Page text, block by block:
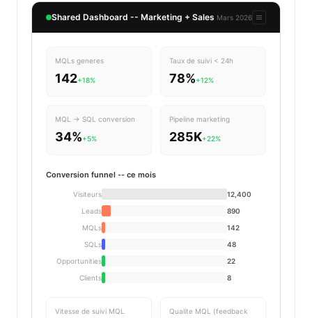
Shared Dashboard -- Marketing + Sales Mars 2026
MQLs generes
142+18%
Taux de suivi < 24h
78%+12%
MQL -> SQL conversion
34%+5%
Pipeline marketing
285K+22%
Conversion funnel -- ce mois
Visiteurs
12,400
Leads
890
MQLs
142
SQLs
48
Opportunities
22
Clients
8
Vitesse de suivi MQL
Qualite MQL (feedback